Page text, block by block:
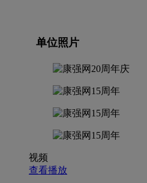
单位照片
视频
查看播放